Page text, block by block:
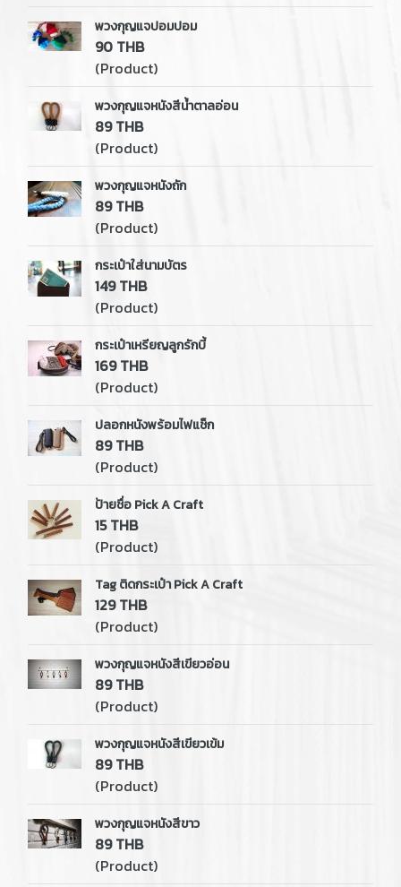
พวงกุญแจปอมปอม
90 THB
(Product)
พวงกุญแจหนังสีน้ำตาลอ่อน
89 THB
(Product)
พวงกุญแจหนังถัก
89 THB
(Product)
กระเป๋าใส่นามบัตร
149 THB
(Product)
กระเป๋าเหรียญลูกรักบี้
169 THB
(Product)
ปลอกหนังพร้อมไฟแช็ก
89 THB
(Product)
ป้ายชื่อ Pick A Craft
15 THB
(Product)
Tag ติดกระเป๋า Pick A Craft
129 THB
(Product)
พวงกุญแจหนังสีเขียวอ่อน
89 THB
(Product)
พวงกุญแจหนังสีเขียวเข้ม
89 THB
(Product)
พวงกุญแจหนังสีขาว
89 THB
(Product)